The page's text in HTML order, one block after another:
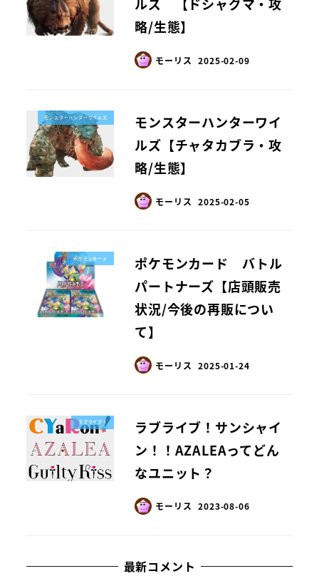
ルズ 【ドシャグマ・攻
略/生態】
モーリス 2025-02-09
モンスターハンターワイルズ
モンスターハンターワイ
ルズ【チャタカブラ・攻
略/生態】
モーリス 2025-02-05
ポケモンカード
ポケモンカード バトル
パートナーズ【店頭販売
状況/今後の再販につい
て】
モーリス 2025-01-24
ラブライブ！
ラブライブ！サンシャイ
ン！！AZALEAってどん
なユニット？
モーリス 2023-08-06
最新コメント